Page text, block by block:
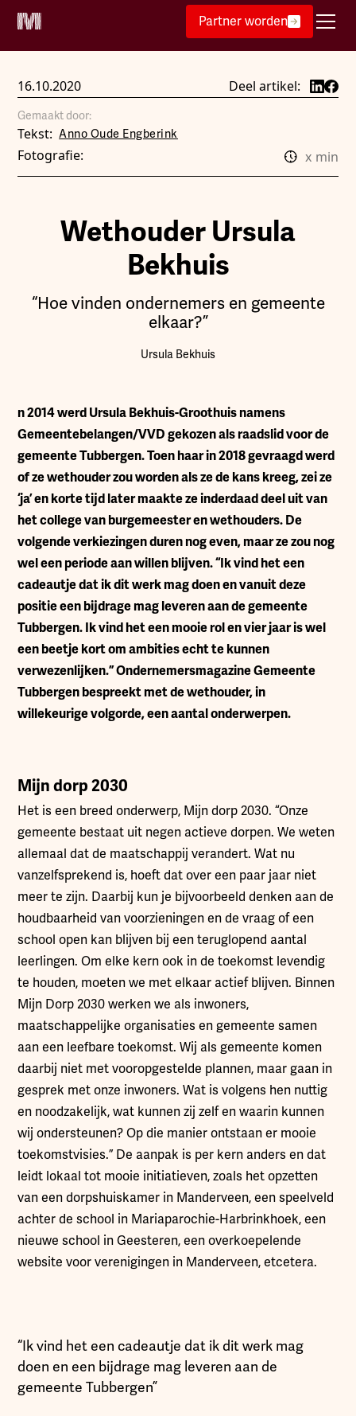
Partner worden
16.10.2020 Deel artikel:
Gemaakt door:
Tekst: Anno Oude Engberink
Fotografie: x min
Wethouder Ursula
Bekhuis
“Hoe vinden ondernemers en gemeente
elkaar?”
Ursula Bekhuis
n 2014 werd Ursula Bekhuis-Groothuis namens
Gemeentebelangen/VVD gekozen als raadslid voor de
gemeente Tubbergen. Toen haar in 2018 gevraagd werd
of ze wethouder zou worden als ze de kans kreeg, zei ze
‘ja’ en korte tijd later maakte ze inderdaad deel uit van
het college van burgemeester en wethouders. De
volgende verkiezingen duren nog even, maar ze zou nog
wel een periode aan willen blijven. “Ik vind het een
cadeautje dat ik dit werk mag doen en vanuit deze
positie een bijdrage mag leveren aan de gemeente
Tubbergen. Ik vind het een mooie rol en vier jaar is wel
een beetje kort om ambities echt te kunnen
verwezenlijken.” Ondernemersmagazine Gemeente
Tubbergen bespreekt met de wethouder, in
willekeurige volgorde, een aantal onderwerpen.
Mijn dorp 2030
Het is een breed onderwerp, Mijn dorp 2030. “Onze
gemeente bestaat uit negen actieve dorpen. We weten
allemaal dat de maatschappij verandert. Wat nu
vanzelfsprekend is, hoeft dat over een paar jaar niet
meer te zijn. Daarbij kun je bijvoorbeeld denken aan de
houdbaarheid van voorzieningen en de vraag of een
school open kan blijven bij een teruglopend aantal
leerlingen. Om elke kern ook in de toekomst levendig
te houden, moeten we met elkaar actief blijven. Binnen
Mijn Dorp 2030 werken we als inwoners,
maatschappelijke organisaties en gemeente samen
aan een leefbare toekomst. Wij als gemeente komen
daarbij niet met vooropgestelde plannen, maar gaan in
gesprek met onze inwoners. Wat is volgens hen nuttig
en noodzakelijk, wat kunnen zij zelf en waarin kunnen
wij ondersteunen? Op die manier ontstaan er mooie
toekomstvisies.” De aanpak is per kern anders en dat
leidt lokaal tot mooie initiatieven, zoals het opzetten
van een dorpshuiskamer in Manderveen, een speelveld
achter de school in Mariaparochie-Harbrinkhoek, een
nieuwe school in Geesteren, een overkoepelende
website voor verenigingen in Manderveen, etcetera.
“Ik vind het een cadeautje dat ik dit werk mag
doen en een bijdrage mag leveren aan de
gemeente Tubbergen”